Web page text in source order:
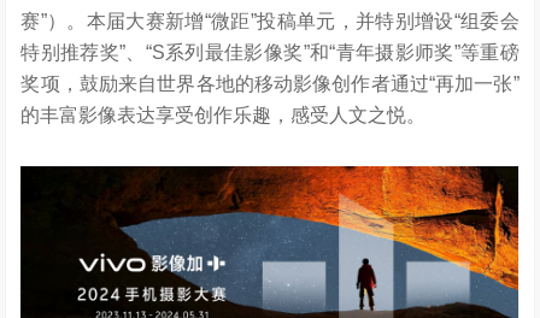
赛”）。本届大赛新增“微距”投稿单元，并特别增设“组委会
特别推荐奖”、“S系列最佳影像奖”和“青年摄影师奖”等重磅
奖项，鼓励来自世界各地的移动影像创作者通过“再加一张”
的丰富影像表达享受创作乐趣，感受人文之悦。